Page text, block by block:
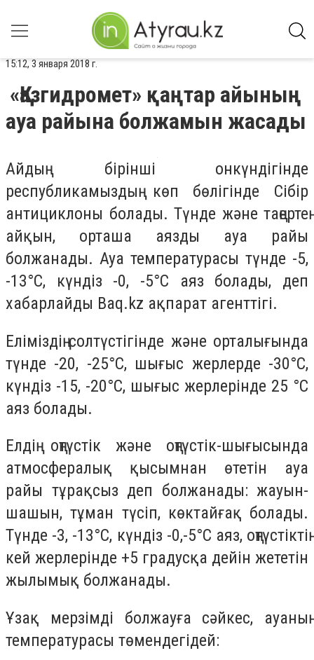
15:12, 3 января 2018 г.
«Қазгидромет» қаңтар айының
ауа райына болжамын жасады
Айдың бірінші онкүндігінде
республикамыздың көп бөлігінде Сібір
антициклоны болады. Түнде және таңертең
айқын, орташа аязды ауа райы
болжанады. Ауа температурасы түнде -5,
-13°C, күндіз -0, -5°C аяз болады, деп
хабарлайды Baq.kz ақпарат агенттігі.
Еліміздің солтүстігінде және орталығында
түнде -20, -25°C, шығыс жерлерде -30°C,
күндіз -15, -20°C, шығыс жерлерінде 25 °C
аяз болады.
Елдің оңтүстік және оңтүстік-шығысында
атмосфералық қысымнан өтетін ауа
райы тұрақсыз деп болжанады: жауын-
шашын, тұман түсіп, көктайғақ болады.
Түнде -3, -13°C, күндіз -0,-5°C аяз, оңтүстіктің
кей жерлерінде +5 градусқа дейін жететін
жылымық болжанады.
Ұзақ мерзімді болжауға сәйкес, ауаның
температурасы төмендегідей: